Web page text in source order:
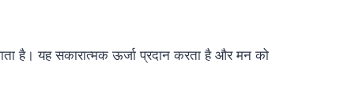
है। यह सकारात्मक ऊर्जा प्रदान करता है और मन को